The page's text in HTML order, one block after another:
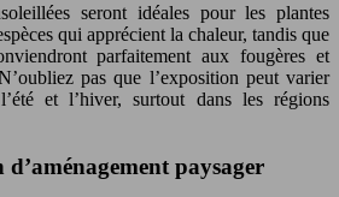
seront idéales pour les plantes
qui apprécient la chaleur, tandis que
parfaitement aux fougères et
pas que l’exposition peut varier
et l’hiver, surtout dans les régions
paysager